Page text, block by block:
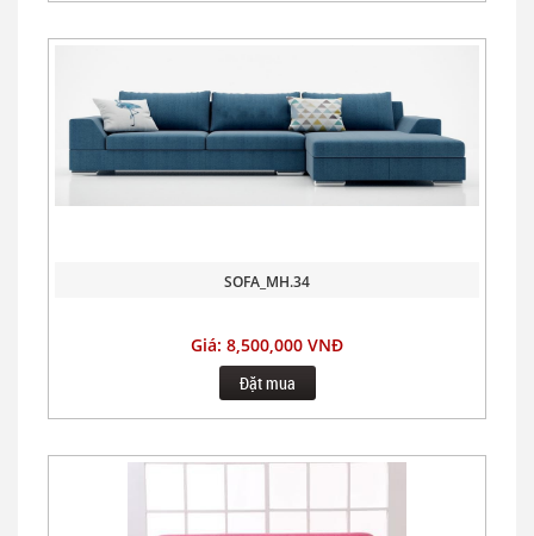
SOFA_MH.34
Giá: 8,500,000 VNĐ
Đặt mua